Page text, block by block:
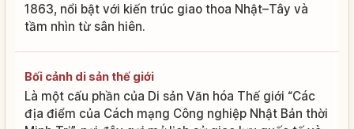
1863, nổi bật với kiến trúc giao thoa Nhật–Tây và
tầm nhìn từ sân hiên.
Bối cảnh di sản thế giới
Là một cấu phần của Di sản Văn hóa Thế giới “Các
địa điểm của Cách mạng Công nghiệp Nhật Bản thời